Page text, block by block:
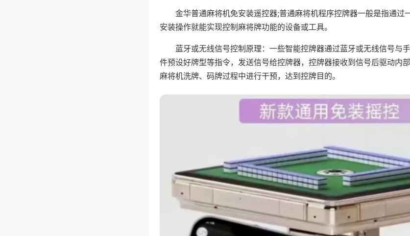
金华普通麻将机免安装遥控器;普通麻将机程序控牌器一般是指通过
安装操作就能实现控制麻将牌功能的设备或工具。
蓝牙或无线信号控制原理：一些智能控牌器通过蓝牙或无线信号与
件预设好牌型等指令，发送信号给控牌器，控牌器接收到信号后驱动内
麻将机洗牌、码牌过程中进行干预，达到控牌目的。